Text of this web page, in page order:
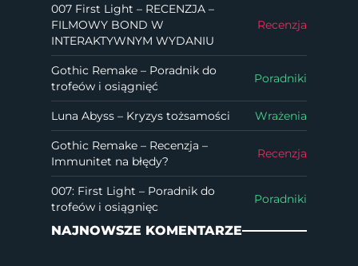
007 First Light – RECENZJA –
FILMOWY BOND W
INTERAKTYWNYM WYDANIU
Recenzja
Gothic Remake – Poradnik do
trofeów i osiągnięć
Poradniki
Luna Abyss – Kryzys tożsamości Wrażenia
Gothic Remake – Recenzja –
Immunitet na błędy?
Recenzja
007: First Light – Poradnik do
trofeów i osiągnięc
Poradniki
NAJNOWSZE KOMENTARZE